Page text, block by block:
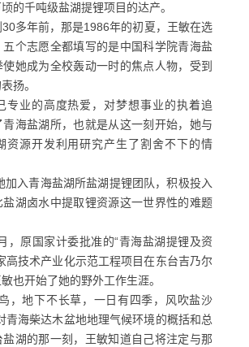
的千吨级盐湖提锂项目的达产。
年前，那是1986年的初夏，王敏在选
个志愿全都填写的是中国科学院青海盐
她成为全校轰动一时的焦点人物，受到
扬。
业的高度热爱，对梦想事业的执着追
海盐湖所，也就是从这一刻开始，她与
资源开发利用研究产生了割舍不下的情
入青海盐湖所盐湖提锂团队，积极投入
盐湖卤水中提取锂资源这一世界性的难题
原国家计委批准的“青海盐湖提锂及资
高技术产业化示范工程项目在东台吉乃尔
也开始了她的野外工作生涯。
地下不长草，一日有四季，风吹盐沙
青海柴达木盆地地理气候环境的概括和总
湖的那一刻，王敏知道自己将注定与那